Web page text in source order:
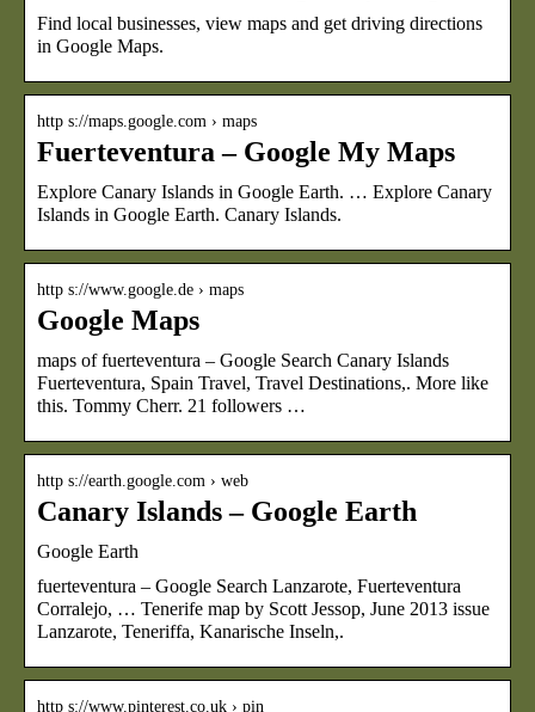
Find local businesses, view maps and get driving directions
in Google Maps.
http s://maps.google.com › maps
Fuerteventura – Google My Maps
Explore Canary Islands in Google Earth. … Explore Canary
Islands in Google Earth. Canary Islands.
http s://www.google.de › maps
Google Maps
maps of fuerteventura – Google Search Canary Islands
Fuerteventura, Spain Travel, Travel Destinations,. More like
this. Tommy Cherr. 21 followers …
http s://earth.google.com › web
Canary Islands – Google Earth
Google Earth
fuerteventura – Google Search Lanzarote, Fuerteventura
Corralejo, … Tenerife map by Scott Jessop, June 2013 issue
Lanzarote, Teneriffa, Kanarische Inseln,.
http s://www.pinterest.co.uk › pin